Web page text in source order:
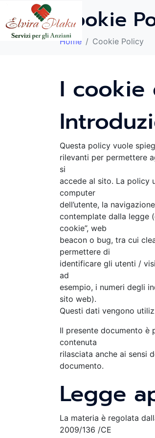
Cookie
Home Cookie Policy
I cookie
Questa policy vuole
rilevanti per permettere
si
accede al sito. La policy
computer
dell’utente, la
contemplate dalla legge
cookie”, web
beacon o bug, tra cui
permettere di
identificare gli utenti /
ad
esempio, i numeri degli
sito web).
Questi dati vengono
Il presente documento è
contenuta
rilasciata anche ai sensi
documento.
Legge
La materia è regolata
2009/136 /CE